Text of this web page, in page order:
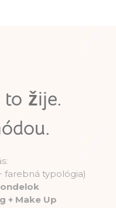
žije.
farebná typológia)
+ Make Up